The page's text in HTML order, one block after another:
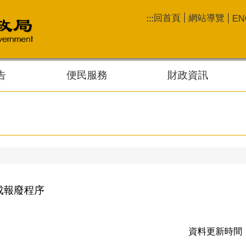
:::回首頁 網站導覽
便民服務 財政資訊
廢程序
資料更新時間